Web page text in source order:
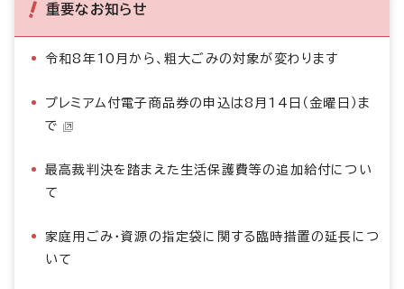
重要なお知らせ
令和8年10月から、粗大ごみの対象が変わります
プレミアム付電子商品券の申込は8月14日（金曜日）ま
で
最高裁判決を踏まえた生活保護費等の追加給付につい
て
家庭用ごみ・資源の指定袋に関する臨時措置の延長につ
いて